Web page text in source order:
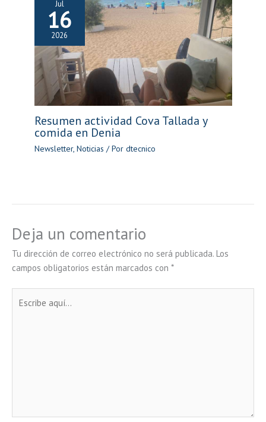
Jul
16
2026
Resumen actividad Cova Tallada y
comida en Denia
Newsletter, Noticias / Por dtecnico
Deja un comentario
Tu dirección de correo electrónico no será publicada. Los
campos obligatorios están marcados con *
aquí...